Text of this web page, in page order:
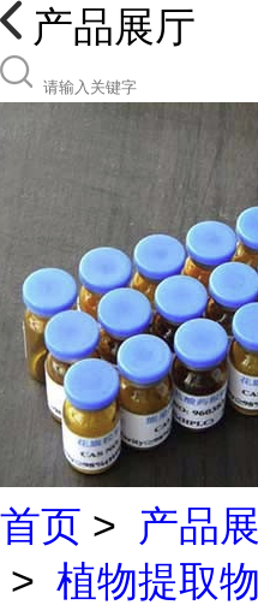
产品展厅
首页 > 产品
> 植物提取物